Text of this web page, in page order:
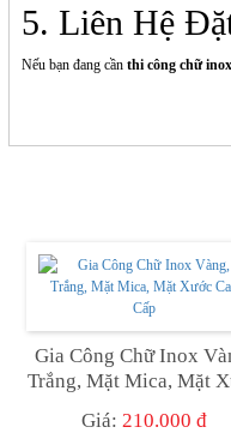
5. Liên Hệ
Nếu bạn đang cần thi công chữ
Gia Công Chữ Inox
Trắng, Mặt Mica, Mặt Xước
Giá: 210.000 đ